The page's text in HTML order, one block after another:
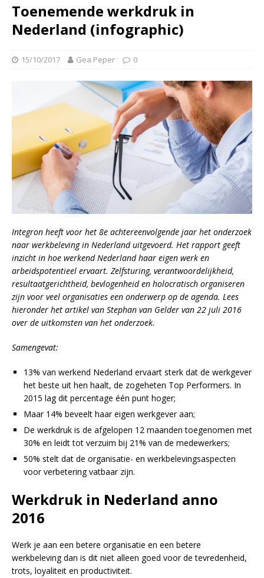
Toenemende werkdruk in
Nederland (infographic)
15/10/2017 Gea Peper 0
Integron heeft voor het 8e achtereenvolgende jaar het onderzoek
naar werkbeleving in Nederland uitgevoerd. Het rapport geeft
inzicht in hoe werkend Nederland haar eigen werk en
arbeidspotentieel ervaart. Zelfsturing, verantwoordelijkheid,
resultaatgerichtheid, bevlogenheid en holocratisch organiseren
zijn voor veel organisaties een onderwerp op de agenda. Lees
hieronder het artikel van Stephan van Gelder van 22 juli 2016
over de uitkomsten van het onderzoek.
Samengevat:
13% van werkend Nederland ervaart sterk dat de werkgever
het beste uit hen haalt, de zogeheten Top Performers. In
2015 lag dit percentage één punt hoger;
Maar 14% beveelt haar eigen werkgever aan;
De werkdruk is de afgelopen 12 maanden toegenomen met
30% en leidt tot verzuim bij 21% van de medewerkers;
50% stelt dat de organisatie- en werkbelevingsaspecten
voor verbetering vatbaar zijn.
Werkdruk in Nederland anno
2016
Werk je aan een betere organisatie en een betere
werkbeleving dan is dit niet alleen goed voor de tevredenheid,
trots, loyaliteit en productiviteit.